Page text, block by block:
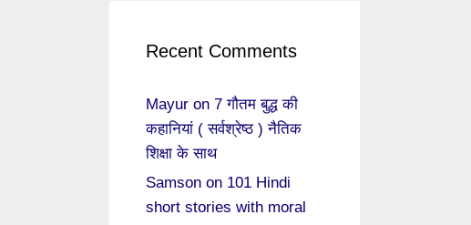
Recent Comments
Mayur on 7 गौतम बुद्ध की
कहानियां ( सर्वश्रेष्ठ ) नैतिक
शिक्षा के साथ
Samson on 101 Hindi
short stories with moral